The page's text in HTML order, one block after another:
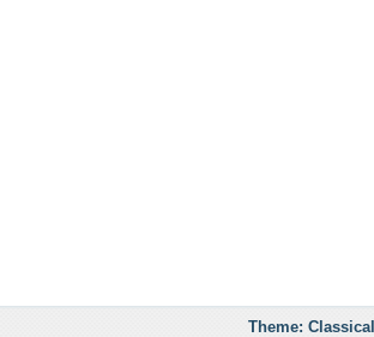
Theme: